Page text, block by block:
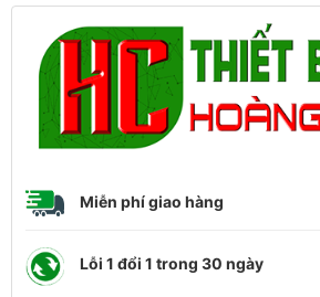
Miễn phí giao hàng
Lỗi 1 đổi 1 trong 30 ngày